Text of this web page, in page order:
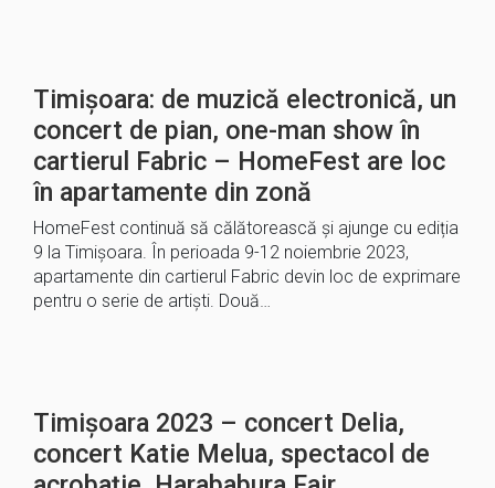
Timișoara: de muzică electronică, un
concert de pian, one-man show în
cartierul Fabric – HomeFest are loc
în apartamente din zonă
HomeFest continuă să călătorească și ajunge cu ediția
9 la Timișoara. În perioada 9-12 noiembrie 2023,
apartamente din cartierul Fabric devin loc de exprimare
pentru o serie de artiști. Două…
Timișoara 2023 – concert Delia,
concert Katie Melua, spectacol de